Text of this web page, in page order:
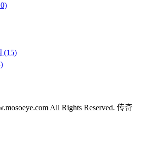
(15)
All Rights Reserved. 传奇